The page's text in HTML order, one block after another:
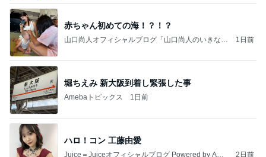
赤ちゃん初めての海！？！？
山口尚人オフィシャルブログ「山口尚人のいきなり
1日前
堀ちえみ 新大阪到着し緊張した事
Amebaトピックス 1日前
ハロ！コン 工藤由愛
Juice＝Juiceオフィシャルブログ Powered by Ame
2日前